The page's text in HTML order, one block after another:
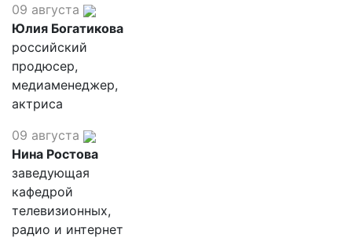
09 августа
Юлия Богатикова
российский
продюсер,
медиаменеджер,
актриса
09 августа
Нина Ростова
заведующая
кафедрой
телевизионных,
радио и интернет